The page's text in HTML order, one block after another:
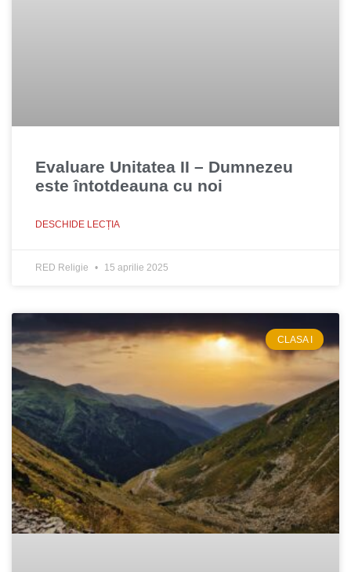
Evaluare Unitatea II – Dumnezeu
este întotdeauna cu noi
DESCHIDE LECȚIA
RED Religie 15 aprilie 2025
CLASA I